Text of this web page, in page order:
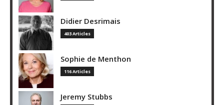
Didier Desrimais
403 Articles
Sophie de Menthon
116 Articles
Jeremy Stubbs